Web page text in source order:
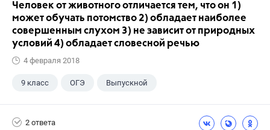
Человек от животного отличается тем, что он 1)
может обучать потомство 2) обладает наиболее
совершенным слухом 3) не зависит от природных
условий 4) обладает словесной речью
4 февраля 2018
9 класс ОГЭ Выпускной
2 ответа